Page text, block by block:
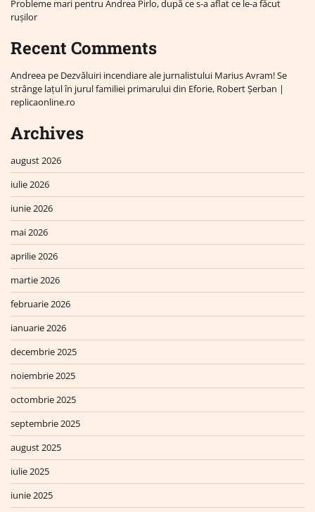
Probleme mari pentru Andrea Pirlo, după ce s-a aflat ce le-a făcut
rușilor
Recent Comments
Andreea pe Dezvăluiri incendiare ale jurnalistului Marius Avram! Se
strânge lațul în jurul familiei primarului din Eforie, Robert Șerban |
replicaonline.ro
Archives
august 2026
iulie 2026
iunie 2026
mai 2026
aprilie 2026
martie 2026
februarie 2026
ianuarie 2026
decembrie 2025
noiembrie 2025
octombrie 2025
septembrie 2025
august 2025
iulie 2025
iunie 2025